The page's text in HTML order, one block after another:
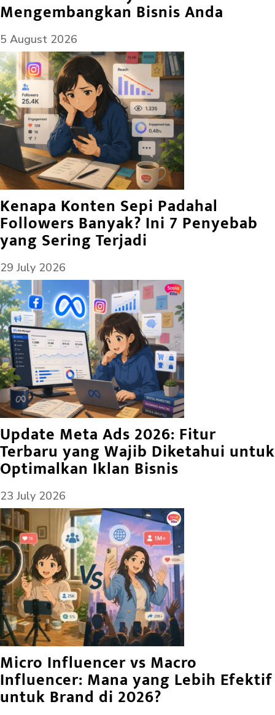
Mengembangkan Bisnis Anda
5 August 2026
Kenapa Konten Sepi Padahal
Followers Banyak? Ini 7 Penyebab
yang Sering Terjadi
29 July 2026
Update Meta Ads 2026: Fitur
Terbaru yang Wajib Diketahui untuk
Optimalkan Iklan Bisnis
23 July 2026
Micro Influencer vs Macro
Influencer: Mana yang Lebih Efektif
untuk Brand di 2026?